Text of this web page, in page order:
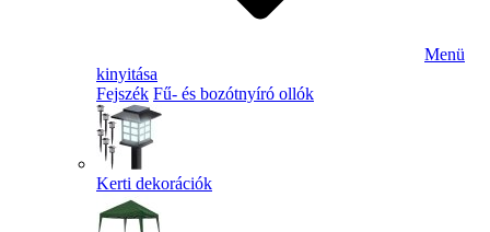
Menü
kinyitása
Fejszék Fű- és bozótnyíró ollók
Kerti dekorációk